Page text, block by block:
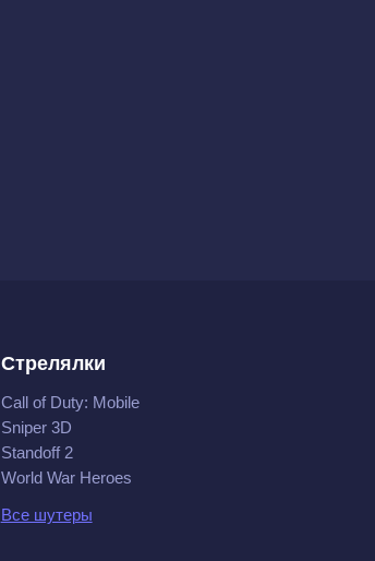
Стрелялки
Call of Duty: Mobile
Sniper 3D
Standoff 2
World War Heroes
Все шутеры